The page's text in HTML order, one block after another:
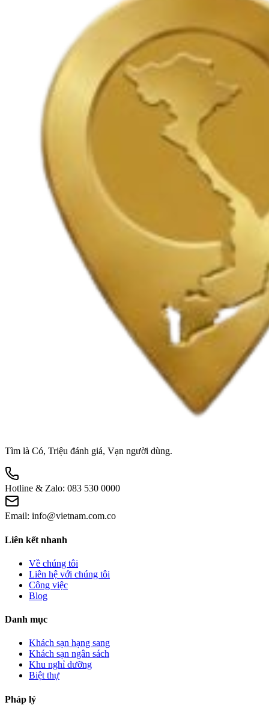
Tìm là Có, Triệu đánh giá, Vạn người dùng.
Hotline & Zalo: 083 530 0000
Email: info@vietnam.com.co
Liên kết nhanh
Về chúng tôi
Liên hệ với chúng tôi
Công việc
Blog
Danh mục
Khách sạn hạng sang
Khách sạn ngân sách
Khu nghỉ dưỡng
Biệt thự
Pháp lý